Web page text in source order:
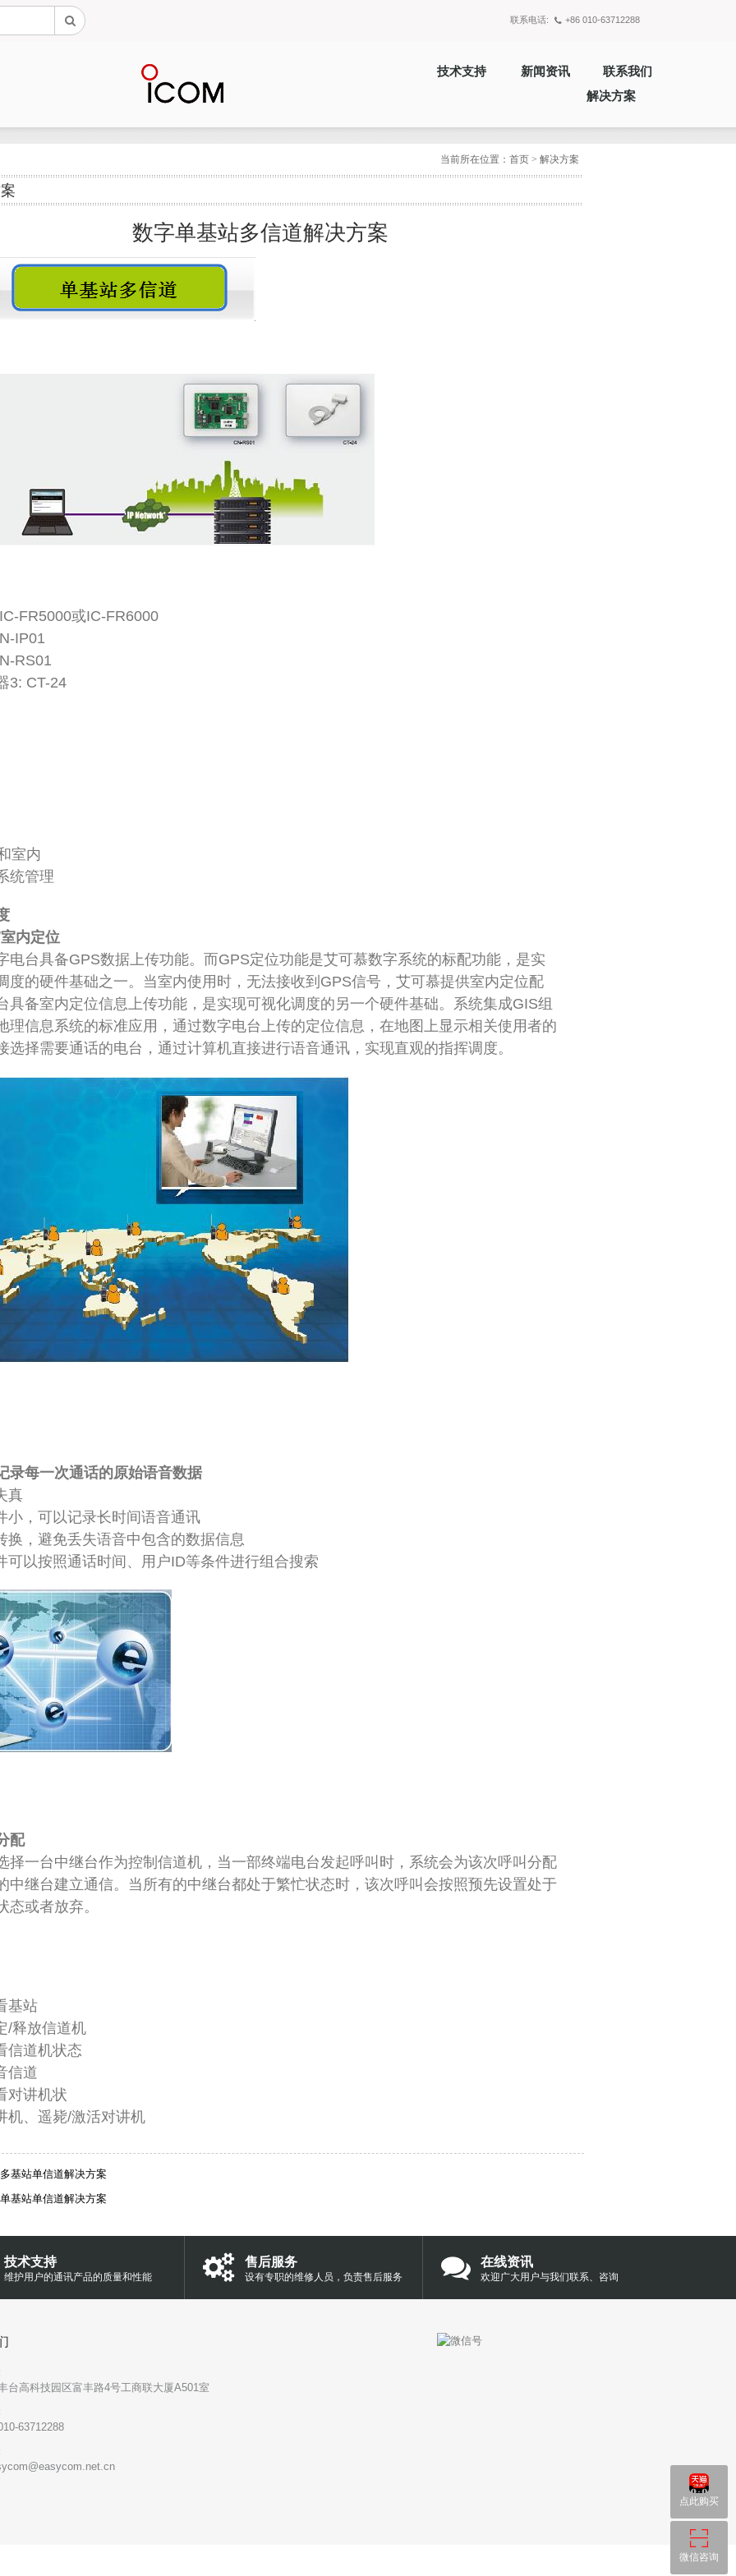
联系电话: +86 010-63712288
联系我们
新闻资讯
技术支持
解决方案
当前所在位置： 首页 > 解决方案
数字单基站多信道解决方案
FR5000或IC-FR6000
IP01
RS01
3: CT-24
室内
统管理
内定位
电台具备GPS数据上传功能。而GPS定位功能是艾可慕数字系统的标配功能，是实
度的硬件基础之一。当室内使用时，无法接收到GPS信号，艾可慕提供室内定位配
具备室内定位信息上传功能，是实现可视化调度的另一个硬件基础。系统集成GIS组
理信息系统的标准应用，通过数字电台上传的定位信息，在地图上显示相关使用者的
选择需要通话的电台，通过计算机直接进行语音通讯，实现直观的指挥调度。
录每一次通话的原始语音数据
真
小，可以记录长时间语音通讯
换，避免丢失语音中包含的数据信息
可以按照通话时间、用户ID等条件进行组合搜索
配
择一台中继台作为控制信道机，当一部终端电台发起呼叫时，系统会为该次呼叫分配
中继台建立通信。当所有的中继台都处于繁忙状态时，该次呼叫会按照预先设置处于
态或者放弃。
基站
/释放信道机
信道机状态
信道
对讲机状
机、遥毙/激活对讲机
基站单信道解决方案
基站单信道解决方案
技术支持
维护用户的通讯产品的质量和性能
售后服务
设有专职的维修人员，负责售后服务
在线资讯
欢迎广大用户与我们联系、咨询
台高科技园区富丰路4号工商联大厦A501室
63712288
点此购买
微信咨询